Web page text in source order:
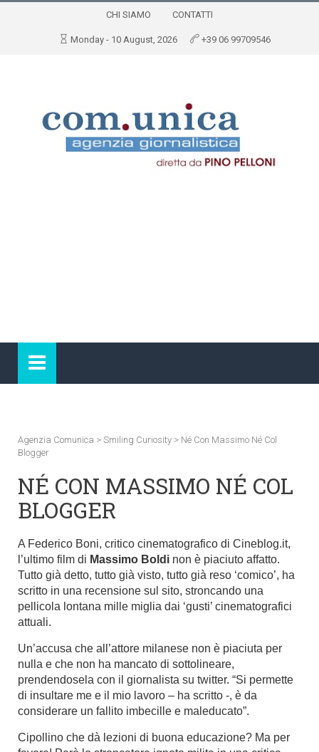
CHI SIAMO CONTATTI
Monday - 10 August, 2026 +39 06 99709546
Agenzia Comunica > Smiling Curiosity > Né Con Massimo Né Col
Blogger
NÉ CON MASSIMO NÉ COL
BLOGGER
A Federico Boni, critico cinematografico di Cineblog.it,
l’ultimo film di Massimo Boldi non è piaciuto affatto.
Tutto già detto, tutto già visto, tutto già reso ‘comico’, ha
scritto in una recensione sul sito, stroncando una
pellicola lontana mille miglia dai ‘gusti’ cinematografici
attuali.
Un’accusa che all’attore milanese non è piaciuta per
nulla e che non ha mancato di sottolineare,
prendendosela con il giornalista su twitter. “Si permette
di insultare me e il mio lavoro – ha scritto -, è da
considerare un fallito imbecille e maleducato”.
Cipollino che dà lezioni di buona educazione? Ma per